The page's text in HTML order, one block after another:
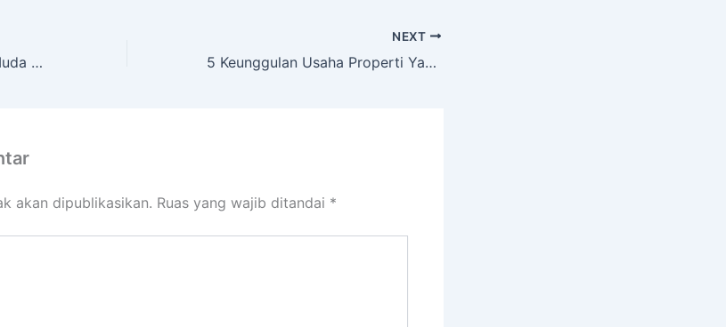
Pria Wajib Mengkonsumsi Muda Segar Mulai Saat Ini
NEXT
5 Keunggulan Usaha Properti Yang Harus Kamu Catat
akan dipublikasikan. Ruas yang wajib ditandai *